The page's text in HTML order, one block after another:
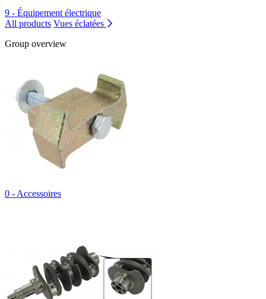
9 - Équipement électrique
All products Vues éclatées
Group overview
0 - Accessoires